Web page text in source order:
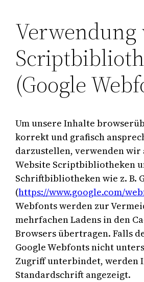
Verwendung
(Google
Um unsere Inhalte
korrekt und grafisch
darzustellen, verwenden wir
Website Scriptbibliotheken
Schriftbibliotheken wie z. B.
(https://www.google.com/
Webfonts werden zur
mehrfachen Ladens in den
Browsers übertragen. Falls
Google Webfonts nicht
Zugriff unterbindet, werden
Standardschrift angezeigt.